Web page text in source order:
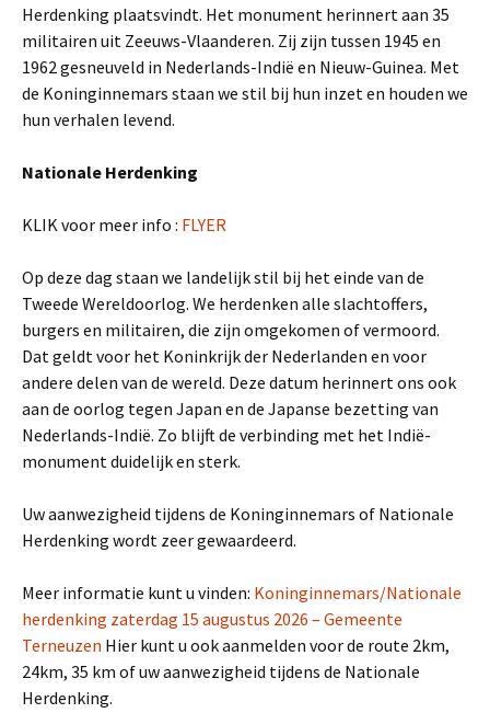
Herdenking plaatsvindt. Het monument herinnert aan 35
militairen uit Zeeuws-Vlaanderen. Zij zijn tussen 1945 en
1962 gesneuveld in Nederlands-Indië en Nieuw-Guinea. Met
de Koninginnemars staan we stil bij hun inzet en houden we
hun verhalen levend.
Nationale Herdenking
KLIK voor meer info : FLYER
Op deze dag staan we landelijk stil bij het einde van de
Tweede Wereldoorlog. We herdenken alle slachtoffers,
burgers en militairen, die zijn omgekomen of vermoord.
Dat geldt voor het Koninkrijk der Nederlanden en voor
andere delen van de wereld. Deze datum herinnert ons ook
aan de oorlog tegen Japan en de Japanse bezetting van
Nederlands-Indië. Zo blijft de verbinding met het Indië-
monument duidelijk en sterk.
Uw aanwezigheid tijdens de Koninginnemars of Nationale
Herdenking wordt zeer gewaardeerd.
Meer informatie kunt u vinden: Koninginnemars/Nationale
herdenking zaterdag 15 augustus 2026 – Gemeente
Terneuzen Hier kunt u ook aanmelden voor de route 2km,
24km, 35 km of uw aanwezigheid tijdens de Nationale
Herdenking.